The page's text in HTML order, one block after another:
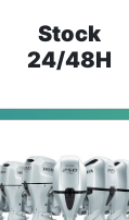
Stock
24/48H